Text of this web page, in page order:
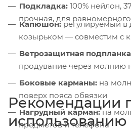
Подкладка: 100% нейлон,
прочная, для
Капюшон:регулируемый в
козырьком — совместим с
Ветрозащитная
продувание через молнию
Боковые карманы: на
поверх пояса обвязки
Нагрудный карман:на
предметов и телефона
Рекомендации
использованию